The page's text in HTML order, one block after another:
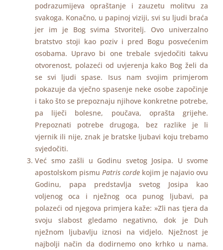
podrazumijeva opraštanje i zauzetu molitvu za
svakoga. Konačno, u papinoj viziji, svi su ljudi braća
jer im je Bog svima Stvoritelj. Ovo univerzalno
bratstvo stoji kao poziv i pred Bogu posvećenim
osobama. Upravo bi one trebale svjedočiti takvu
otvorenost, polazeći od uvjerenja kako Bog želi da
se svi ljudi spase. Isus nam svojim primjerom
pokazuje da vječno spasenje neke osobe započinje
i tako što se prepoznaju njihove konkretne potrebe,
pa liječi bolesne, poučava, oprašta grijehe.
Prepoznati potrebe drugoga, bez razlike je li
vjernik ili nije, znak je bratske ljubavi koju trebamo
svjedočiti.
Već smo zašli u Godinu svetog Josipa. U svome
apostolskom pismu Patris corde kojim je najavio ovu
Godinu, papa predstavlja svetog Josipa kao
voljenog oca i nježnog oca punog ljubavi, pa
polazeći od njegova primjera kaže: »Zli nas tjera da
svoju slabost gledamo negativno, dok je Duh
nježnom ljubavlju iznosi na vidjelo. Nježnost je
najbolji način da dodirnemo ono krhko u nama.